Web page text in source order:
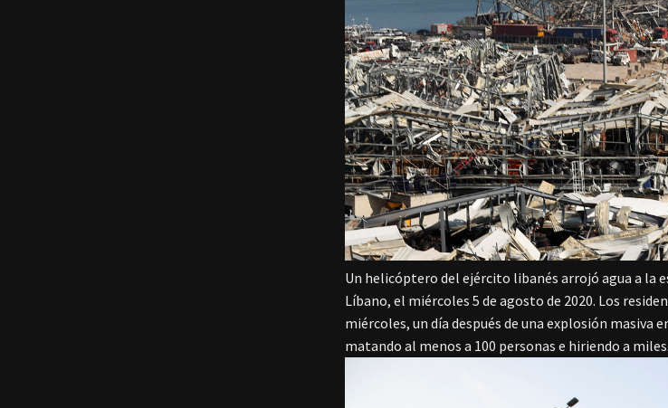
Un helicóptero del ejército libanés arrojó agua a la
Líbano, el miércoles 5 de agosto de 2020. Los
miércoles, un día después de una explosión masiva
matando al menos a 100 personas e hiriendo a